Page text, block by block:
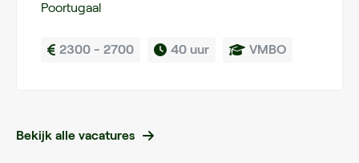
Poortugaal
2300 - 2700 40 uur VMBO
Bekijk alle vacatures